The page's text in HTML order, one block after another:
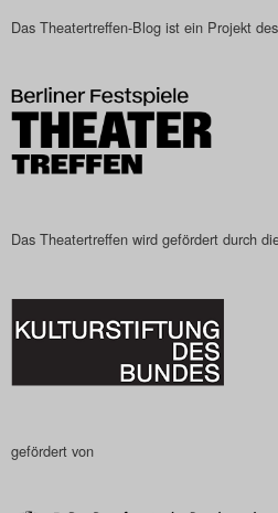
Das
Das
Das
Das
Das Theatertreffen-Blog ist ein Projekt des
Das Theatertreffen wird gefördert durch
gefördert von